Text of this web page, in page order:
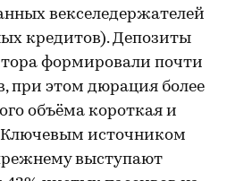
векселедержателей
кредитов). Депозиты
формировали почти
при этом дюрация более
объёма короткая и
Ключевым источником
выступают